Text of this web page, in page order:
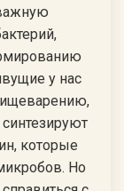
у нас
которые
Но